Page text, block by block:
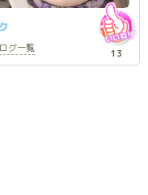
グ一覧 13